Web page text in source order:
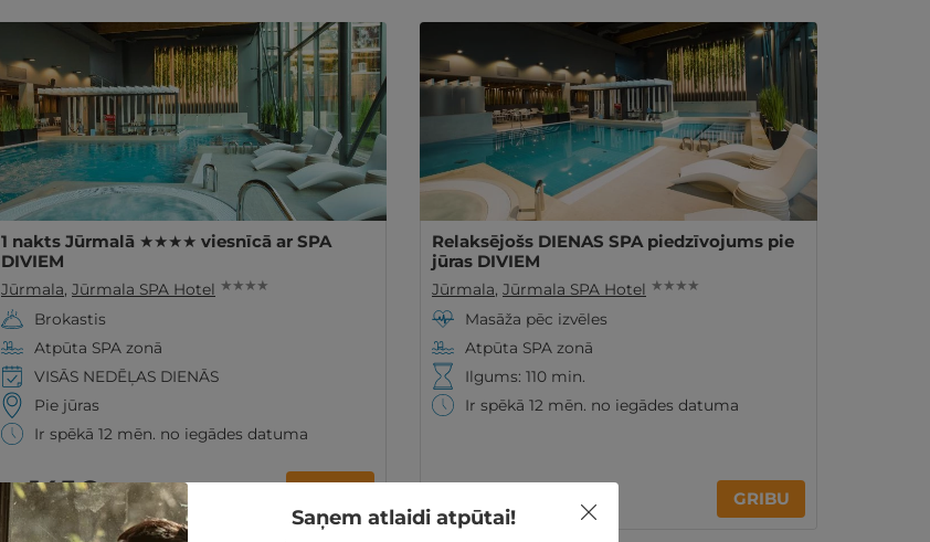
1 nakts Jūrmalā ★★★★ viesnīcā ar SPA
DIVIEM
Jūrmala, Jūrmala SPA Hotel ★ ★ ★ ★
Brokastis
Atpūta SPA zonā
VISĀS NEDĒĻAS DIENĀS
Pie jūras
Ir spēkā 12 mēn. no iegādes datuma
no145€
par nakti
GRIBU
Relaksējošs DIENAS SPA piedzīvojums pie
jūras DIVIEM
Jūrmala, Jūrmala SPA Hotel ★ ★ ★ ★
Masāža pēc izvēles
Atpūta SPA zonā
Ilgums: 110 min.
Ir spēkā 12 mēn. no iegādes datuma
GRIBU
Saņem atlaidi atpūtai!